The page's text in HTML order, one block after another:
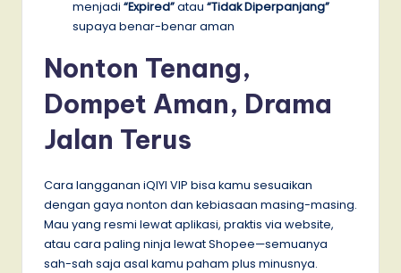
menjadi “Expired”atau “Tidak Diperpanjang”
supaya benar-benar aman
Nonton Tenang,
Dompet Aman, Drama
Jalan Terus
Cara langganan iQIYI VIP bisa kamu sesuaikan
dengan gaya nonton dan kebiasaan masing-masing.
Mau yang resmi lewat aplikasi, praktis via website,
atau cara paling ninja lewat Shopee—semuanya
sah-sah saja asal kamu paham plus minusnya.